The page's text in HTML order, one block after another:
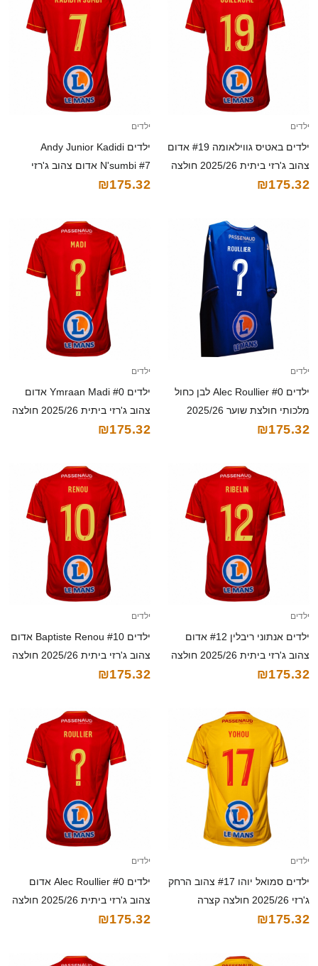
ילדים
ילדים באטיס גווילאומה #19 אדום
צהוב ג'רזי ביתית 2025/26 חולצה
קצרה
₪175.32
ילדים
ילדים Andy Junior Kadidi
N'sumbi #7 אדום צהוב ג'רזי
ביתית 2025/26 חולצה קצרה
₪175.32
ילדים
ילדים Alec Roullier #0 לבן כחול
מלכותי חולצת שוער 2025/26
חולצה קצרה
₪175.32
ילדים
ילדים Ymraan Madi #0 אדום
צהוב ג'רזי ביתית 2025/26 חולצה
קצרה
₪175.32
ילדים
ילדים אנתוני ריבלין #12 אדום
צהוב ג'רזי ביתית 2025/26 חולצה
קצרה
₪175.32
ילדים
ילדים Baptiste Renou #10 אדום
צהוב ג'רזי ביתית 2025/26 חולצה
קצרה
₪175.32
ילדים
ילדים סמואל יוהו #17 צהוב הרחק
ג'רזי 2025/26 חולצה קצרה
₪175.32
ילדים
ילדים Alec Roullier #0 אדום
צהוב ג'רזי ביתית 2025/26 חולצה
קצרה
₪175.32